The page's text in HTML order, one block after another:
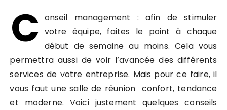
C onseil management : afin de stimuler
votre équipe, faites le point à chaque
début de semaine au moins. Cela vous
permettra aussi de voir l’avancée des différents
services de votre entreprise. Mais pour ce faire, il
vous faut une salle de réunion confort, tendance
et moderne. Voici justement quelques conseils